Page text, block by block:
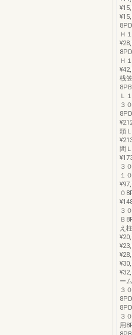
Ｈ
Ｈ
桟
Ｌ
３
頭
間
３
１
０
３
Ｂ
え
ー
３
３
用